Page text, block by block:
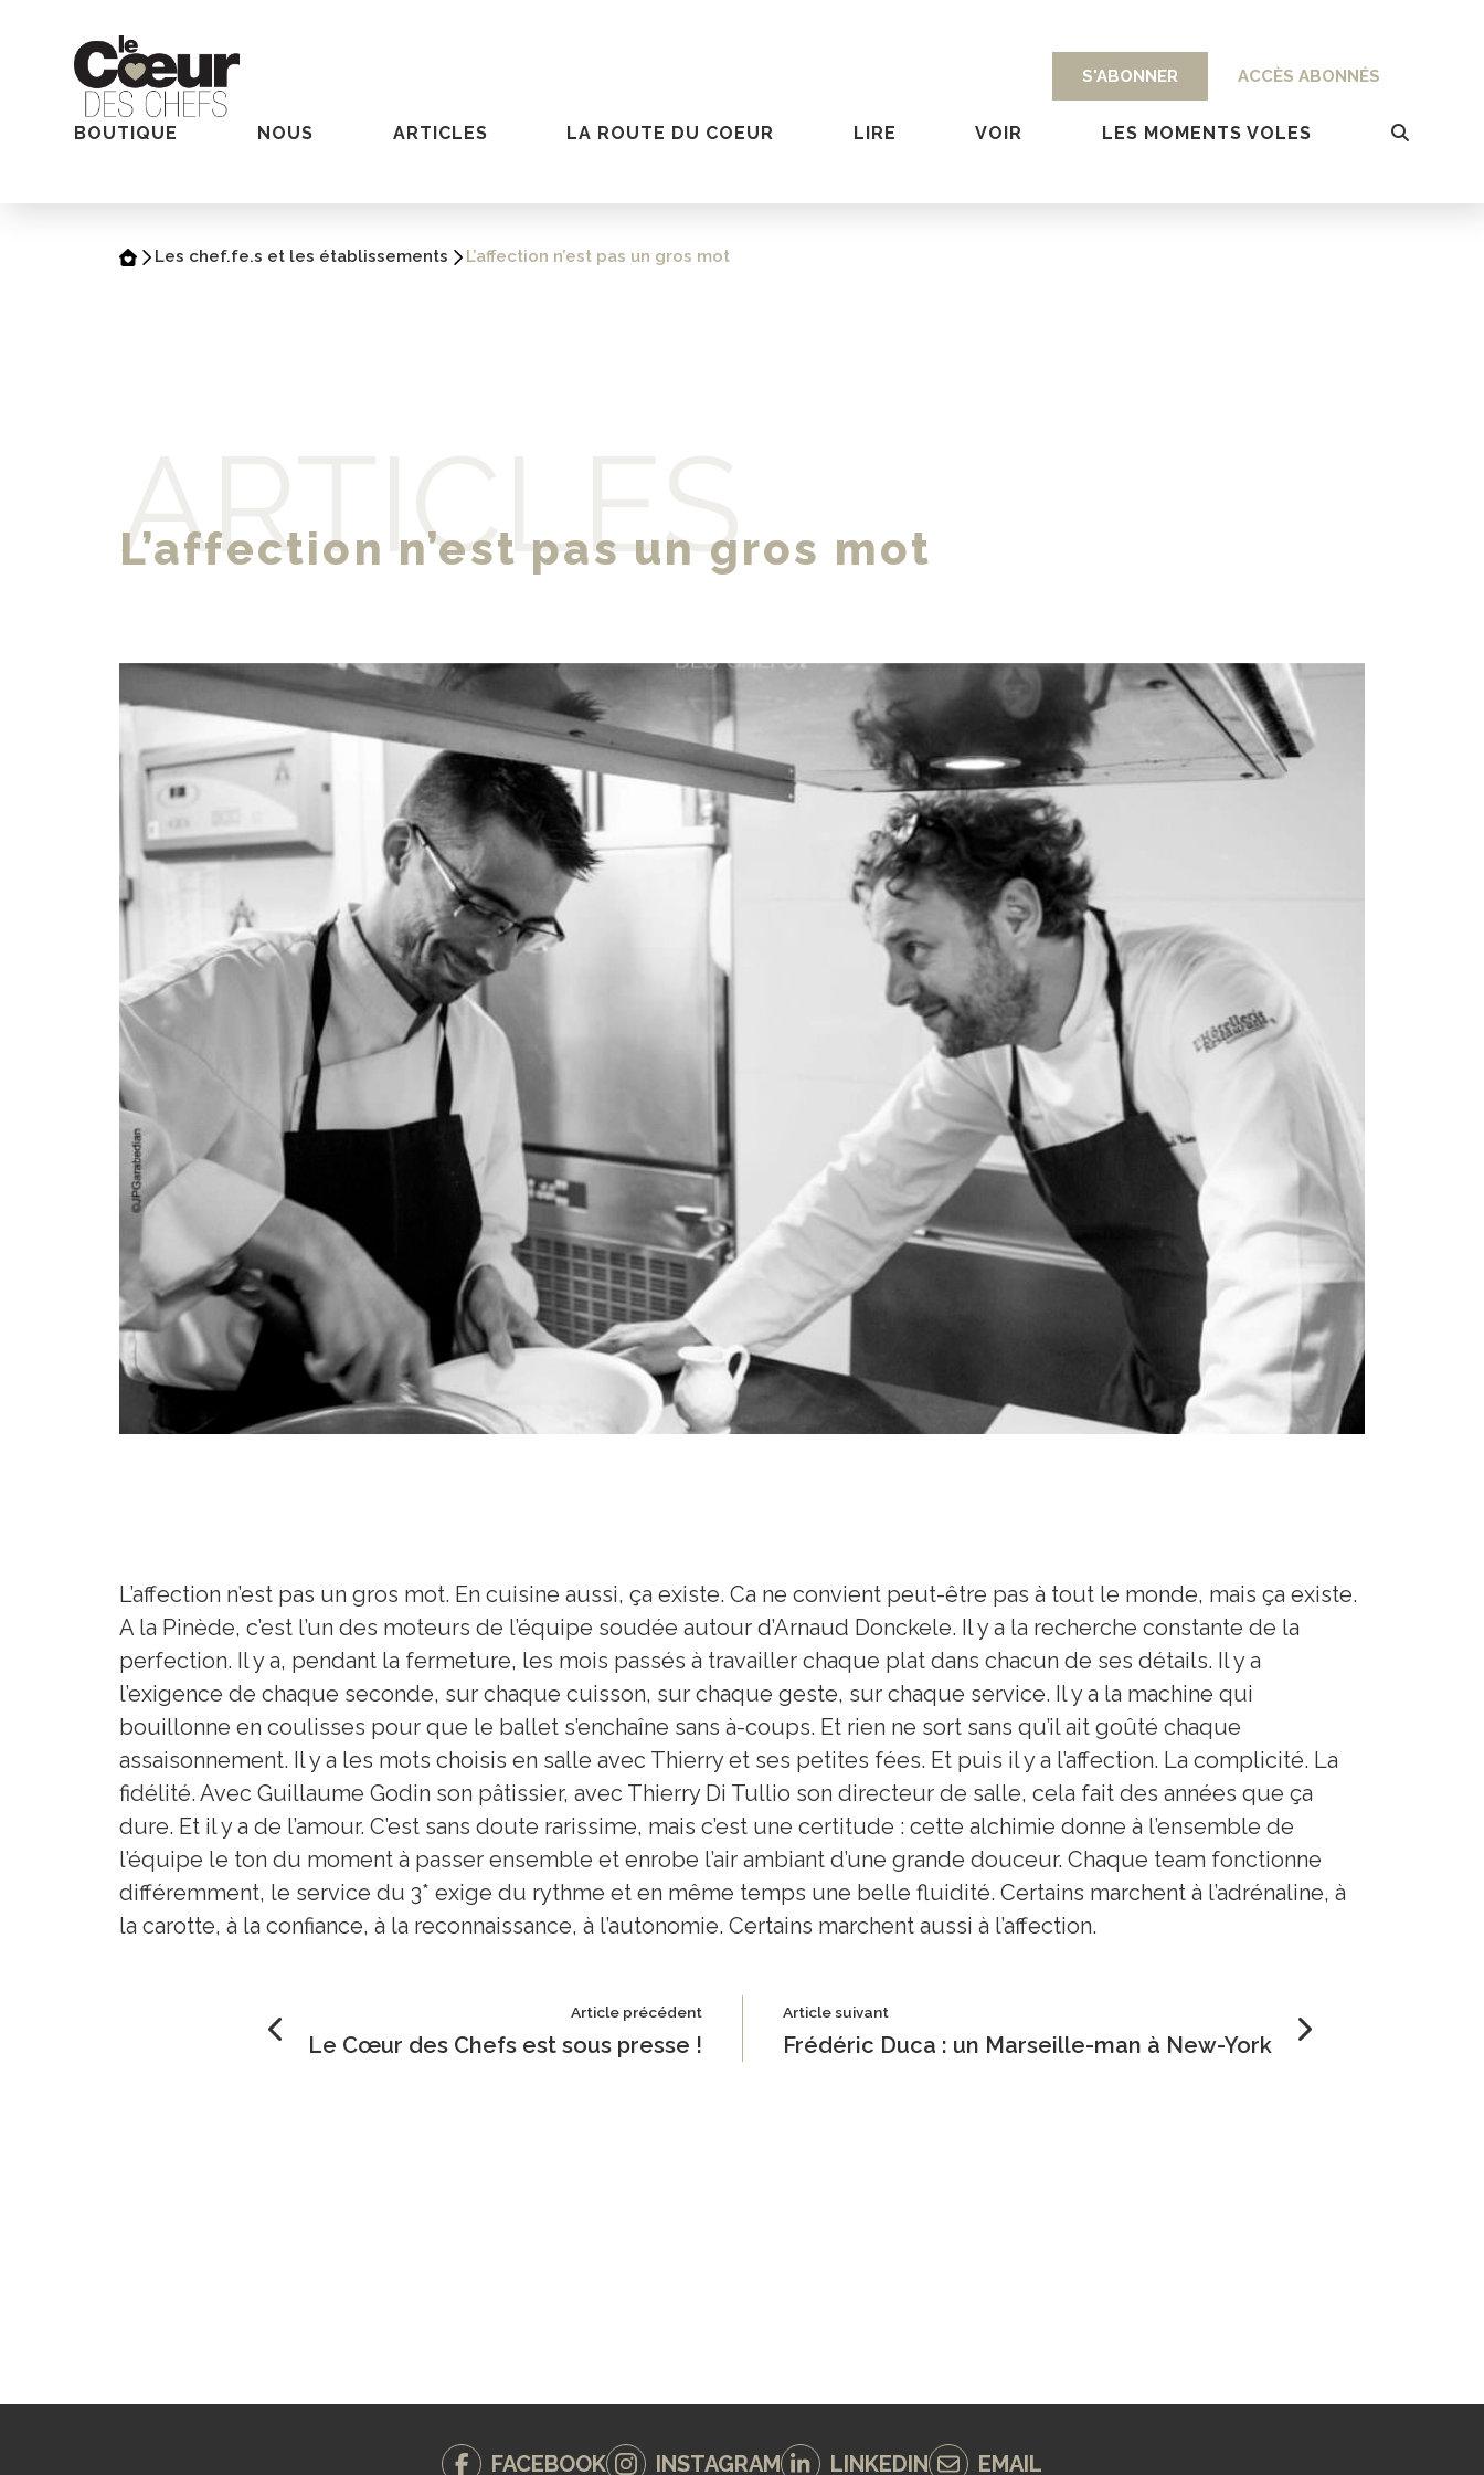
S'ABONNER ACCÈS ABONNÉS
BOUTIQUE NOUS ARTICLES LA ROUTE DU COEUR LIRE VOIR LES MOMENTS VOLES
Les chef.fe.s et les établissements L’affection n’est pas un gros mot
L’affection n’est pas un gros mot
ARTICLES
L’affection n’est pas un gros mot. En cuisine aussi, ça existe. Ca ne convient peut-être pas à tout le monde, mais ça existe.
A la Pinède, c’est l’un des moteurs de l’équipe soudée autour d’Arnaud Donckele. Il y a la recherche constante de la
perfection. Il y a, pendant la fermeture, les mois passés à travailler chaque plat dans chacun de ses détails. Il y a
l’exigence de chaque seconde, sur chaque cuisson, sur chaque geste, sur chaque service. Il y a la machine qui
bouillonne en coulisses pour que le ballet s’enchaîne sans à-coups. Et rien ne sort sans qu’il ait goûté chaque
assaisonnement. Il y a les mots choisis en salle avec Thierry et ses petites fées. Et puis il y a l’affection. La complicité. La
fidélité. Avec Guillaume Godin son pâtissier, avec Thierry Di Tullio son directeur de salle, cela fait des années que ça
dure. Et il y a de l’amour. C’est sans doute rarissime, mais c’est une certitude : cette alchimie donne à l’ensemble de
l’équipe le ton du moment à passer ensemble et enrobe l’air ambiant d’une grande douceur. Chaque team fonctionne
différemment, le service du 3* exige du rythme et en même temps une belle fluidité. Certains marchent à l’adrénaline, à
la carotte, à la confiance, à la reconnaissance, à l’autonomie. Certains marchent aussi à l’affection.
Article précédent
Le Cœur des Chefs est sous presse !
Article suivant
Frédéric Duca : un Marseille-man à New-York
FACEBOOK INSTAGRAM LINKEDIN EMAIL